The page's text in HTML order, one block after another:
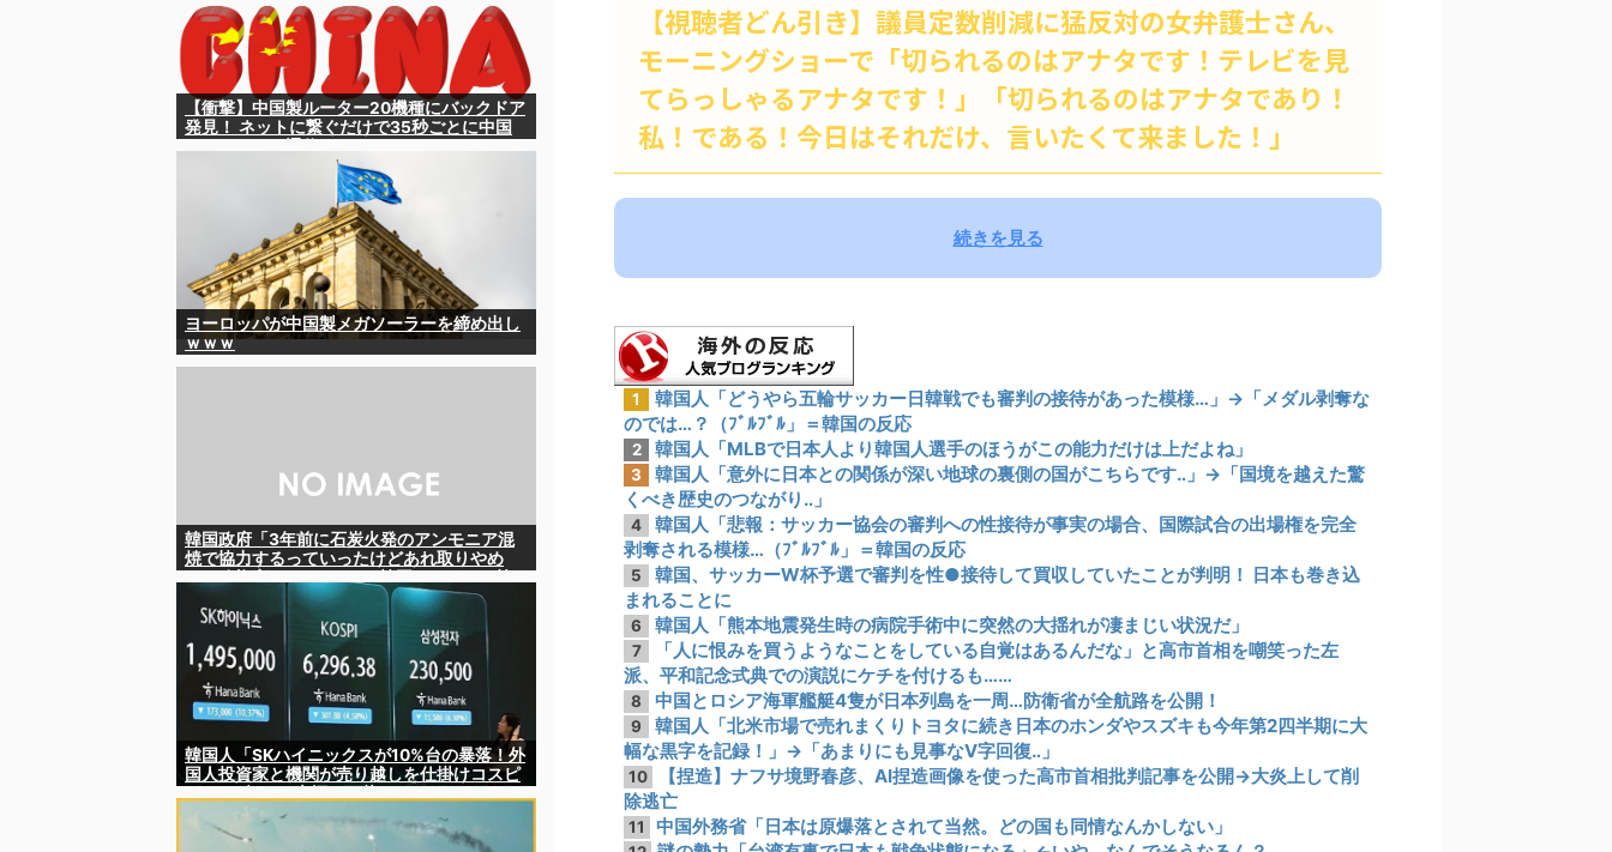
【視聴者どん引き】議員定数削減に猛反対の女弁護士さん、
モーニングショーで「切られるのはアナタです！テレビを見
てらっしゃるアナタです！」「切られるのはアナタであり！
私！である！今日はそれだけ、言いたくて来ました！」
続きを見る
1
韓国人「どうやら五輪サッカー日韓戦でも審判の接待があった模様…」→「メダル剥奪な
のでは…？（ﾌﾞﾙﾌﾞﾙ」＝韓国の反応
2 韓国人「MLBで日本人より韓国人選手のほうがこの能力だけは上だよね」
3
韓国人「意外に日本との関係が深い地球の裏側の国がこちらです‥」→「国境を越えた驚
くべき歴史のつながり‥」
4
韓国人「悲報：サッカー協会の審判への性接待が事実の場合、国際試合の出場権を完全
剥奪される模様…（ﾌﾞﾙﾌﾞﾙ」＝韓国の反応
5
韓国、サッカーW杯予選で審判を性●接待して買収していたことが判明！ 日本も巻き込
まれることに
6 韓国人「熊本地震発生時の病院手術中に突然の大揺れが凄まじい状況だ」
7
「人に恨みを買うようなことをしている自覚はあるんだな」と高市首相を嘲笑った左
派、平和記念式典での演説にケチを付けるも……
8 中国とロシア海軍艦艇4隻が日本列島を一周…防衛省が全航路を公開！
9
韓国人「北米市場で売れまくりトヨタに続き日本のホンダやスズキも今年第2四半期に大
幅な黒字を記録！」→「あまりにも見事なV字回復‥」
10
【捏造】ナフサ境野春彦、AI捏造画像を使った高市首相批判記事を公開→大炎上して削
除逃亡
11 中国外務省「日本は原爆落とされて当然。どの国も同情なんかしない」
【衝撃】中国製ルーター20機種にバックドア
発見！ ネットに繋ぐだけで35秒ごとに中国
ヨーロッパが中国製メガソーラーを締め出し
ｗｗｗ
韓国政府「3年前に石炭火発のアンモニア混
焼で協力するっていったけどあれ取りやめ
力ができない理由、これなんですよね
韓国人「SKハイニックスが10%台の暴落！外
国人投資家と機関が売り越しを仕掛けコスピ